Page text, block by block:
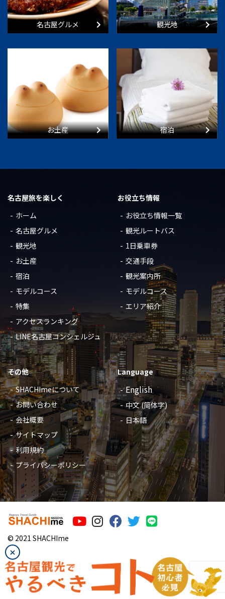
×
名古屋グルメ 観光地
お土産 宿泊
名古屋旅を楽しく
ホーム
名古屋グルメ
観光地
お土産
宿泊
モデルコース
特集
アクセスランキング
LINE名古屋コンシェルジュ
お役立ち情報
お役立ち情報一覧
観光ルートバス
1日乗車券
交通手段
観光案内所
モデルコース
エリア紹介
その他
SHACHImeについて
お問い合わせ
会社概要
サイトマップ
利用規約
プライバシーポリシー
Language
English
中文 (简体字)
日本語
©︎ 2021 SHACHIme